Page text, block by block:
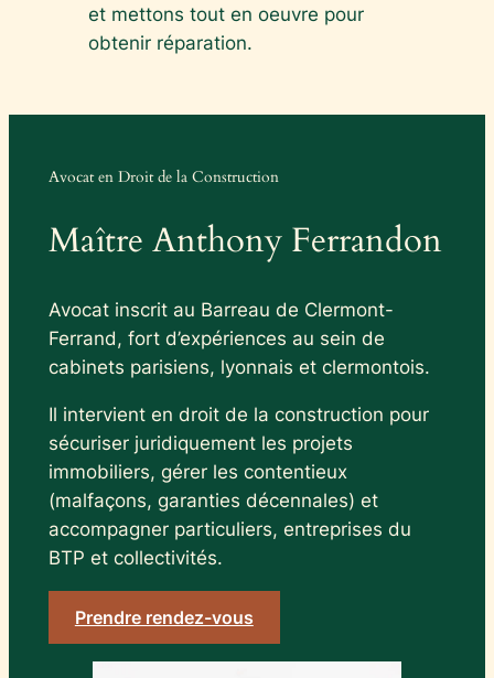
et mettons tout en oeuvre pour
obtenir réparation.
Avocat en Droit de la Construction
Maître Anthony Ferrandon
Avocat inscrit au Barreau de Clermont-
Ferrand, fort d’expériences au sein de
cabinets parisiens, lyonnais et clermontois.
Il intervient en droit de la construction pour
sécuriser juridiquement les projets
immobiliers, gérer les contentieux
(malfaçons, garanties décennales) et
accompagner particuliers, entreprises du
BTP et collectivités.
Prendre rendez-vous